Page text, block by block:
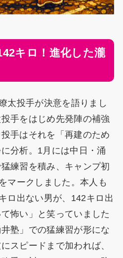
キロ！進化した瀧
太投手が決意を語りまし
手をはじめ先発陣の補強
手はそれを「再建のため
分析。1月には中日・涌
練習を積み、キャンプ初
マークしました。本人も
ロ出ない男が、142キロ出
怖い」と笑っていました
塾」での猛練習が形にな
スピードまで加われば、